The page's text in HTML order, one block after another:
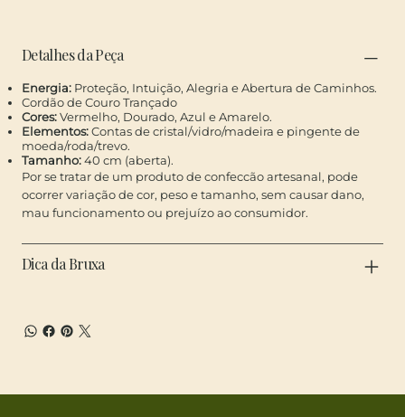
​Detalhes da Peça
Energia: Proteção, Intuição, Alegria e Abertura de Caminhos.
Cordão de Couro Trançado
​Cores:Vermelho, Dourado, Azul e Amarelo.
Elementos:Contas de cristal/vidro/madeira e pingente de
moeda/roda/trevo.
Tamanho:40 cm (aberta).
Por se tratar de um produto de confeccão artesanal, pode
ocorrer variação de cor, peso e tamanho, sem causar dano,
mau funcionamento ou prejuízo ao consumidor.
Dica da Bruxa